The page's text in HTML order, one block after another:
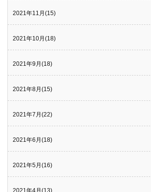
2021年11月(15)
2021年10月(18)
2021年9月(18)
2021年8月(15)
2021年7月(22)
2021年6月(18)
2021年5月(16)
2021年4月(13)